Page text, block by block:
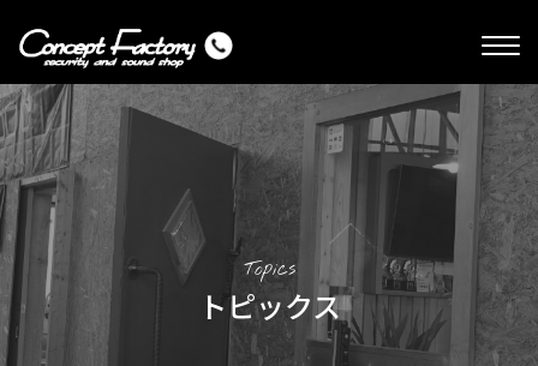
Topics
トピックス